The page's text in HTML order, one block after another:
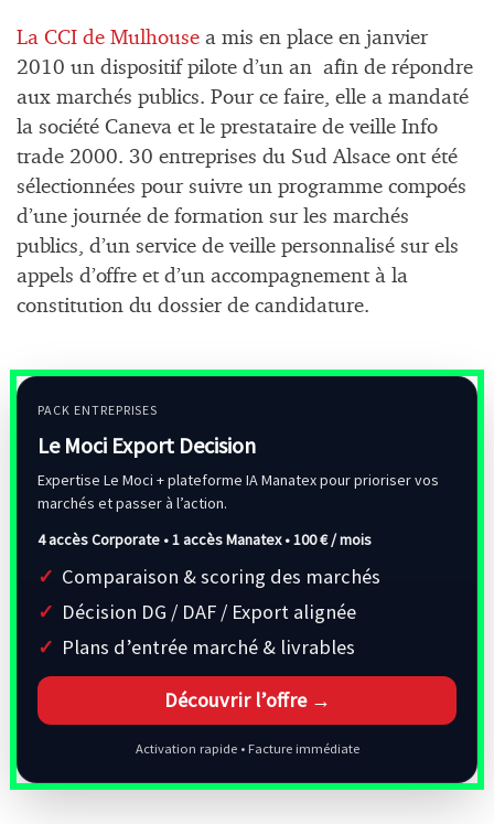
La CCI de Mulhouse a mis en place en janvier
2010 un dispositif pilote d’un an afin de répondre
aux marchés publics. Pour ce faire, elle a mandaté
la société Caneva et le prestataire de veille Info
trade 2000. 30 entreprises du Sud Alsace ont été
sélectionnées pour suivre un programme compoés
d’une journée de formation sur les marchés
publics, d’un service de veille personnalisé sur els
appels d’offre et d’un accompagnement à la
constitution du dossier de candidature.
PACK ENTREPRISES
Le Moci Export Decision
Expertise Le Moci + plateforme IA Manatex pour prioriser vos
marchés et passer à l’action.
4 accès Corporate • 1 accès Manatex •100 € / mois
Comparaison & scoring des marchés
Décision DG / DAF / Export alignée
Plans d’entrée marché & livrables
Découvrir l’offre →
Activation rapide • Facture immédiate